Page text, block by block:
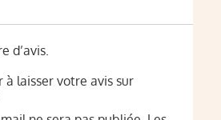
d’avis.
à laisser votre avis sur